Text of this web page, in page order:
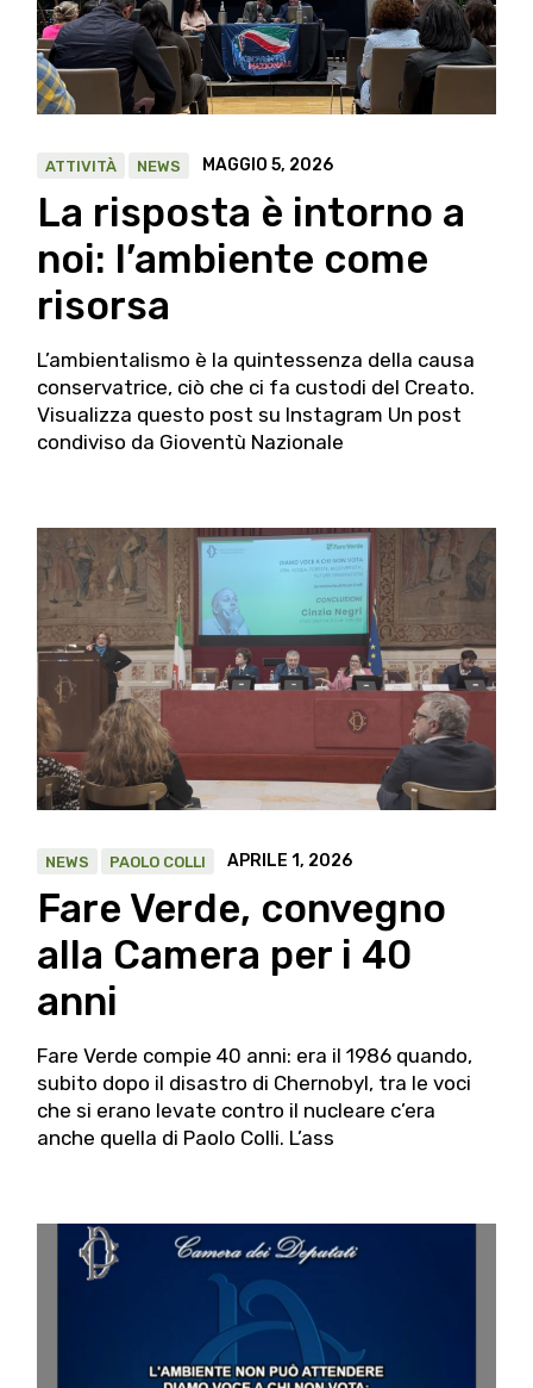
ATTIVITÀ NEWS MAGGIO 5, 2026
La risposta è intorno a
noi: l’ambiente come
risorsa
L’ambientalismo è la quintessenza della causa
conservatrice, ciò che ci fa custodi del Creato.
Visualizza questo post su Instagram Un post
condiviso da Gioventù Nazionale
NEWS PAOLO COLLI APRILE 1, 2026
Fare Verde, convegno
alla Camera per i 40
anni
Fare Verde compie 40 anni: era il 1986 quando,
subito dopo il disastro di Chernobyl, tra le voci
che si erano levate contro il nucleare c’era
anche quella di Paolo Colli. L’ass